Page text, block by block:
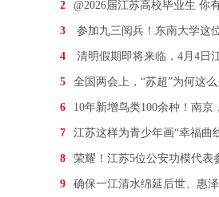
2 @2026届江苏高校毕业生 你有一份
3 参加九三阅兵！东南大学这
4 清明假期即将来临，4月4日江苏高
5 全国两会上，“苏超”为何这么
6 10年新增鸟类100余种！南京，
7 江苏这样为青少年画“幸福曲
8 荣耀！江苏5位公安功模代表参加阅兵
9 确保一江清水绵延后世、惠